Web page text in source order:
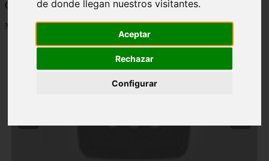
de donde llegan nuestros visitantes.
Aceptar
Rechazar
Configurar
Cosas curiosas, curiosidades, noticias impactantes y mucho mas
Mostrando 1 - 24 de 2834 artículos